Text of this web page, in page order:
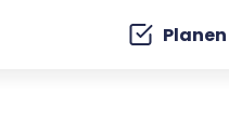
Planen